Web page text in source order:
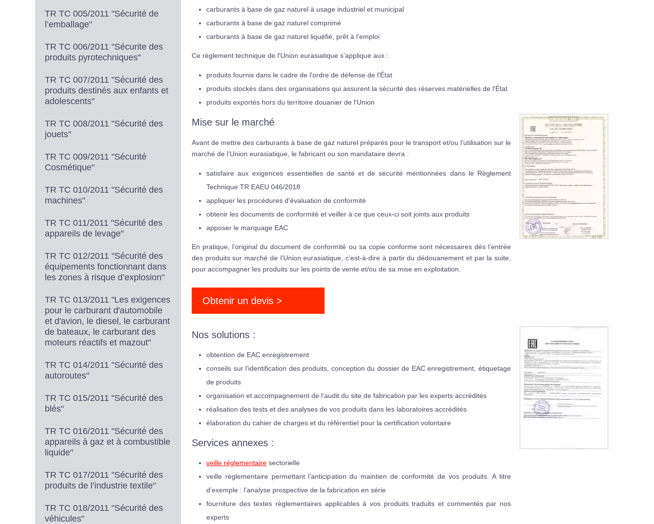
TR TC 005/2011 "Sécurité de
l’emballage"
TR TC 006/2011 "Sécurite des
produits pyrotechniques"
TR TC 007/2011 "Sécurité des
produits destinés aux enfants et
adolescents"
TR TC 008/2011 "Sécurité des
jouets"
TR TC 009/2011 "Sécurité
Cosmétique"
TR TC 010/2011 "Sécurité des
machines"
TR TC 011/2011 "Sécurité des
appareils de levage"
TR TC 012/2011 "Sécurité des
équipements fonctionnant dans
les zones à risque d’explosion"
TR TC 013/2011 "Les exigences
pour le carburant d'automobile
et d'avion, le diesel, le carburant
de bateaux, le carburant des
moteurs réactifs et mazout"
TR TC 014/2011 "Sécurité des
autoroutes"
TR TC 015/2011 "Sécurité des
blés"
TR TC 016/2011 "Sécurité des
appareils à gaz et à combustible
liquide"
TR TC 017/2011 "Sécurité des
produits de l’industrie textile"
TR TC 018/2011 "Sécurité des
véhicules"
carburants à base de gaz naturel à usage industriel et municipal
carburants à base de gaz naturel comprimé
carburants à base de gaz naturel liquéfié, prêt à l'emploi
Ce règlement technique de l'Union eurasiatique s’applique aux :
produits fournis dans le cadre de l'ordre de défense de l'État
produits stockés dans des organisations qui assurent la sécurité des réserves matérielles de l'État
produits exportés hors du territoire douanier de l'Union
Mise sur le marché
Avant de mettre des carburants à base de gaz naturel préparés pour le transport et/ou l’utilisation sur le
marché de l’Union eurasiatique, le fabricant ou son mandataire devra :
satisfaire aux exigences essentielles de santé et de sécurité mentionnées dans le Règlement
Technique TR EAEU 046/2018
appliquer les procédures d’évaluation de conformité
obtenir les documents de conformité et veiller à ce que ceux-ci soit joints aux produits
apposer le marquage EAC
En pratique, l’original du document de conformité ou sa copie conforme sont nécessaires dès l’entrée
des produits sur marché de l’Union eurasiatique, c’est-à-dire à partir du dédouanement et par la suite,
pour accompagner les produits sur les points de vente et/ou de sa mise en exploitation.
Obtenir un devis >
Nos solutions :
obtention de EAC enregistrement
conseils sur l’identification des produits, conception du dossier de EAC enregistrement, étiquetage
de produits
organisation et accompagnement de l’audit du site de fabrication par les experts accrédités
réalisation des tests et des analyses de vos produits dans les laboratoires accrédités
élaboration du cahier de charges et du référentiel pour la certification volontaire
Services annexes :
veille réglementaire sectorielle
veille règlementaire permettant l’anticipation du maintien de conformité de vos produits. A titre
d’exemple : l’analyse prospective de la fabrication en série
fourniture des textes règlementaires applicables à vos produits traduits et commentés par nos
experts